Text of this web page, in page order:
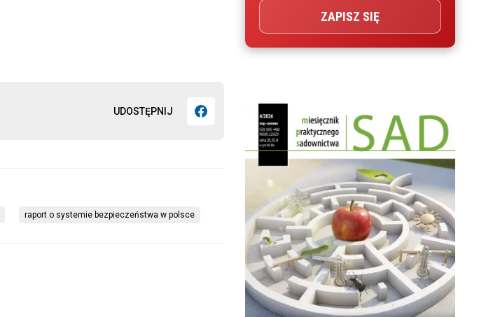
UDOSTĘPNIJ
raport o systemie bezpieczeństwa w polsce
ZAPISZ SIĘ